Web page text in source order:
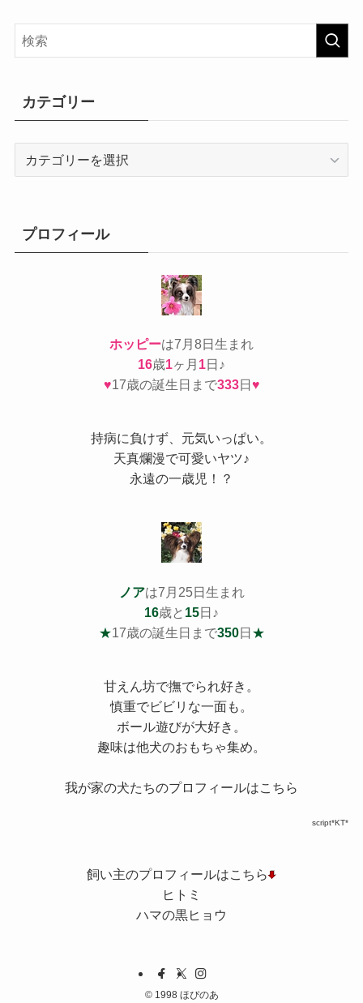
カテゴリー
ープロフィール
ホッピーは7月8日生まれ
16歳1ヶ月 1日♪
♥17歳の誕生日まで333日♥
持病に負けず、元気いっぱい。
天真爛漫で可愛いヤツ♪
永遠の一歳児！？
ノアは7月25日生まれ
16歳と 15日♪
★17歳の誕生日まで350日 ★
甘えん坊で撫でられ好き。
慎重でビビリな一面も。
ボール遊びが大好き。
趣味は他犬のおもちゃ集め。
我が家の犬たちのプロフィールはこちら
script*KT*
飼い主のプロフィールはこちら
ヒトミ
ハマの黒ヒョウ
©1998 ほぴのあ